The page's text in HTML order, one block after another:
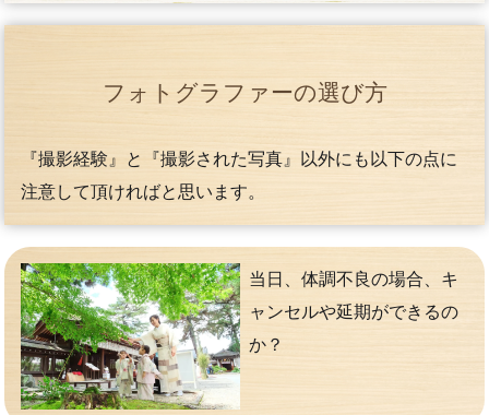
フォトグラファーの選び方
『撮影経験』と『撮影された写真』以外にも以下の点に
注意して頂ければと思います。
当日、体調不良の場合、キ
ャンセルや延期ができるの
か？